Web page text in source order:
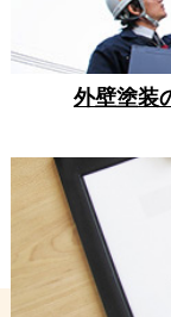
外壁塗装